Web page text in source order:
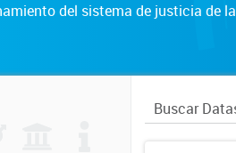
del sistema de justicia de la